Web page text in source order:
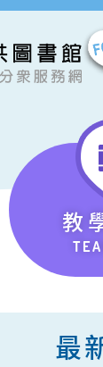
教
最